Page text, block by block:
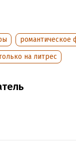
романтическое
на литрес